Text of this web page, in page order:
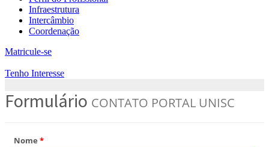
Infraestrutura
Intercâmbio
Coordenação
Matricule-se
Tenho Interesse